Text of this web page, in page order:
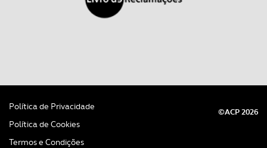
Política de Privacidade
Política de Cookies
Termos e Condições
©ACP 2026